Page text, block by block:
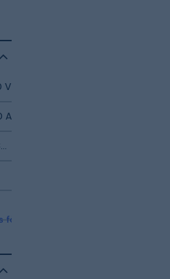
V
A
8004897818900
för mer information